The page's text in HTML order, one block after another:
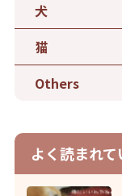
犬
猫
Others
よく読まれ